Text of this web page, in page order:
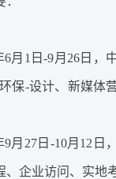
6月1日-9月26日，
保-设计、新媒体
9月27日-10月12日
、企业访问、实地